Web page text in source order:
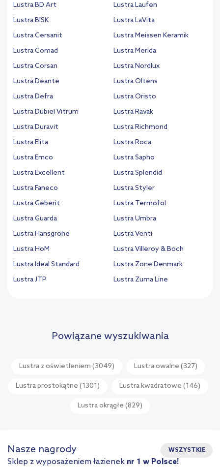
Lustra BD Art
Lustra BISK
Lustra Cersanit
Lustra Comad
Lustra Corsan
Lustra Deante
Lustra Defra
Lustra Dubiel Vitrum
Lustra Duravit
Lustra Elita
Lustra Emco
Lustra Excellent
Lustra Faneco
Lustra Geberit
Lustra Guarda
Lustra Hansgrohe
Lustra HoM
Lustra Ideal Standard
Lustra JTP
Lustra Laufen
Lustra LaVita
Lustra Meissen Keramik
Lustra Merida
Lustra Nordlux
Lustra Oltens
Lustra Oristo
Lustra Ravak
Lustra Richmond
Lustra Roca
Lustra Sapho
Lustra Splendid
Lustra Styler
Lustra Termofol
Lustra Umbra
Lustra Venti
Lustra Villeroy & Boch
Lustra Zone Denmark
Lustra Zuma Line
Powiązane wyszukiwania
Lustra z oświetleniem (3049) Lustra owalne (327)
Lustra prostokątne (1301) Lustra kwadratowe (146)
Lustra okrągłe (829)
Nasze nagrody WSZYSTKIE
Sklep z wyposażeniem łazienek nr 1 w Polsce!